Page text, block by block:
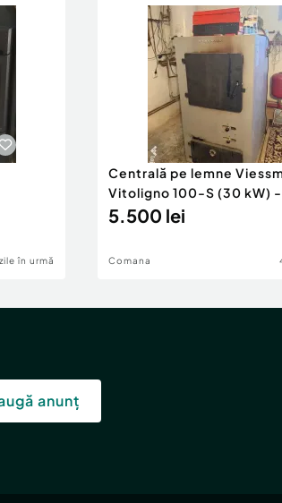
în urmă
Centrală pe lemne
Vitoligno 100-S (30 kW)
foarte bună
5.500 lei
Comana
anunț